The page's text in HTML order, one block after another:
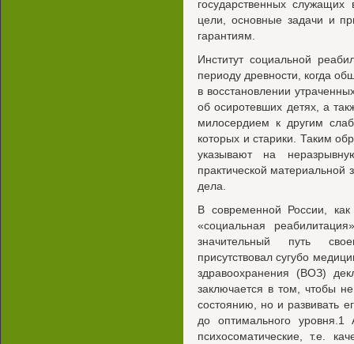
государственных
цели, основные задачи и
гарантиям.
Институт социальной
периоду древности, когда
в восстановлении
об осиротевших детях, а
милосердием к другим
которых и старики. Таким
указывают на
практической материальной
дела.
В современной России,
«социальная
значительный путь
присутствовал сугубо
здравоохранения (ВОЗ)
заключается в том, чтобы
состоянию, но и развивать
до оптимального
психосоматические, т.е.